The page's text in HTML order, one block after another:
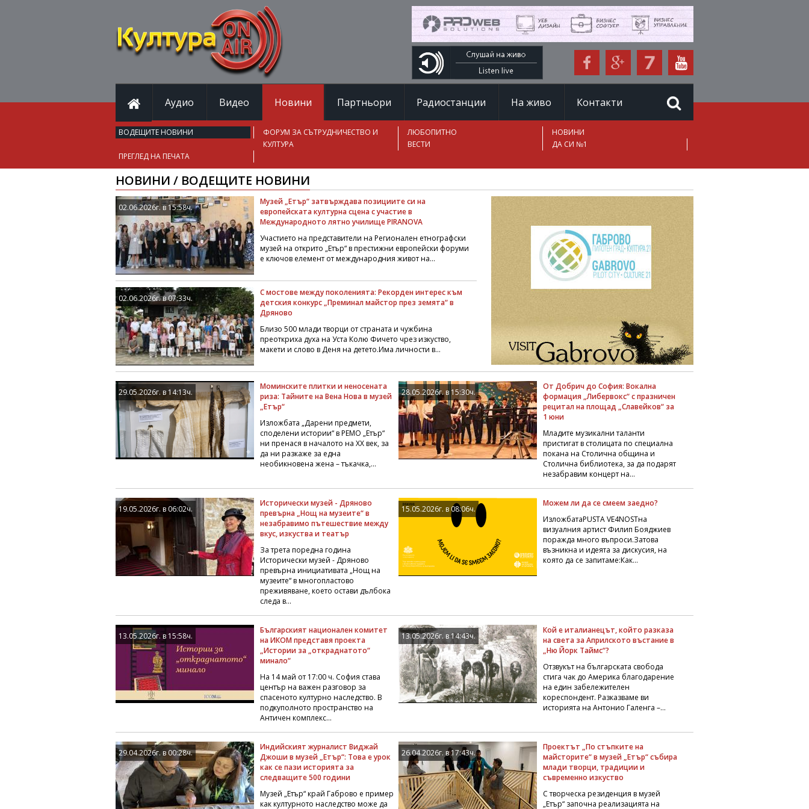
Аудио Видео Новини Партньори Радиостанции На живо Контакти
ВОДЕЩИТЕ НОВИНИ
ФОРУМ ЗА СЪТРУДНИЧЕСТВО И
КУЛТУРА
ЛЮБОПИТНО
НОВИНИ
ВЕСТИ
ДА СИ №1
ПРЕГЛЕД НА ПЕЧАТА
НОВИНИ / ВОДЕЩИТЕ НОВИНИ
02.06.2026г. в 15:58ч.
Музей „Етър“ затвърждава позициите си на
европейската културна сцена с участие в
Международното лятно училище PIRANOVA
Участието на представители на Регионален етнографски
музей на открито „Етър“ в престижни европейски форуми
е ключов елемент от международния живот на...
02.06.2026г. в 07:33ч.
С мостове между поколенията: Рекорден интерес към
детския конкурс „Преминал майстор през земята“ в
Дряново
Близо 500 млади творци от страната и чужбина
преоткриха духа на Уста Колю Фичето чрез изкуство,
макети и слово в Деня на детето.Има личности в...
29.05.2026г. в 14:13ч.
Моминските плитки и неносената
риза: Тайните на Вена Нова в музей
„Етър“
Изложбата „Дарени предмети,
споделени истории“ в РЕМО „Етър“
ни пренася в началото на XX век, за
да ни разкаже за една
необикновена жена – тъкачка,...
28.05.2026г. в 15:30ч.
От Добрич до София: Вокална
формация „Либервокс“ с празничен
рецитал на площад „Славейков“ за
1 юни
Младите музикални таланти
пристигат в столицата по специална
покана на Столична община и
Столична библиотека, за да подарят
незабравим концерт на...
19.05.2026г. в 06:02ч.
Исторически музей - Дряново
превърна „Нощ на музеите“ в
незабравимо пътешествие между
вкус, изкуства и театър
За трета поредна година
Исторически музей - Дряново
превърна инициативата „Нощ на
музеите“ в многопластово
преживяване, което остави дълбока
следа в...
15.05.2026г. в 08:06ч.
Можем ли да се смеем заедно?
ИзложбатаPUSTA VE4NOSTна
визуалния артист Филип Бояджиев
поражда много въпроси.Затова
възникна и идеята за дискусия, на
която да се запитаме:Как...
13.05.2026г. в 15:58ч.
Българският национален комитет
на ИКОМ представя проекта
„Истории за „откраднатото“
минало“
На 14 май от 17:00 ч. София става
център на важен разговор за
спасеното културно наследство. В
подкуполното пространство на
Античен комплекс...
13.05.2026г. в 14:43ч.
Кой е италианецът, който разказа
на света за Априлското въстание в
„Ню Йорк Таймс“?
Отзвукът на българската свобода
стига чак до Америка благодарение
на един забележителен
кореспондент. Разказваме ви
историята на Антонио Галенга –...
29.04.2026г. в 00:28ч.
Индийският журналист Виджай
Джоши в музей „Етър“: Това е урок
как се пази историята за
следващите 500 години
Музей „Етър“ край Габрово е пример
как културното наследство може да
26.04.2026г. в 17:43ч.
Проектът „По стъпките на
майсторите“ в музей „Етър“ събира
млади творци, традиции и
съвременно изкуство
С творческа резиденция в музей
„Етър“ започна реализацията на